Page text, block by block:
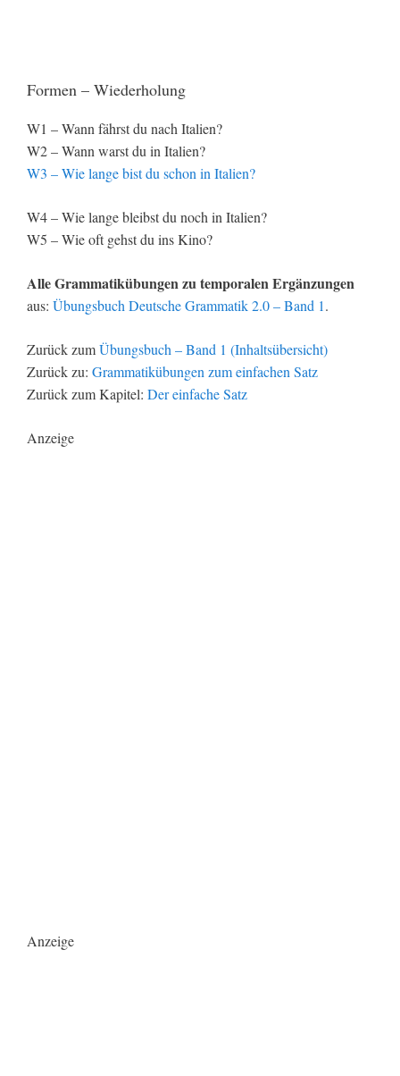
Formen – Wiederholung
W1 – Wann fährst du nach Italien?
W2 – Wann warst du in Italien?
W3 – Wie lange bist du schon in Italien?
W4 – Wie lange bleibst du noch in Italien?
W5 – Wie oft gehst du ins Kino?
Alle Grammatikübungen zu temporalen Ergänzungen
aus: Übungsbuch Deutsche Grammatik 2.0 – Band 1.
Zurück zumÜbungsbuch – Band 1 (Inhaltsübersicht)
Zurück zu: Grammatikübungen zum einfachen Satz
Zurück zum Kapitel: Der einfache Satz
Anzeige
Anzeige